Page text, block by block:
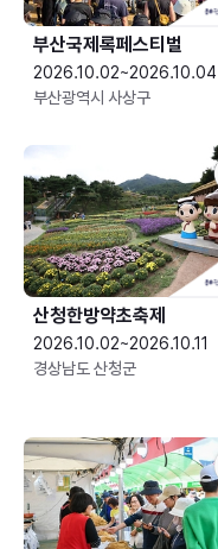
부산국제록페스티벌
2026.10.02~2026.10.04
부산광역시 사상구
산청한방약초축제
2026.10.02~2026.10.11
경상남도 산청군